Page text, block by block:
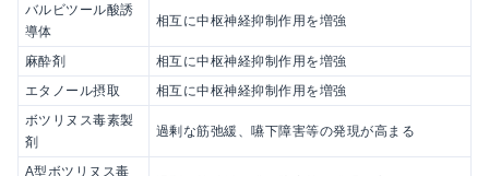
バルビツール酸誘
導体
相互に中枢神経抑制作用を増強
麻酔剤
相互に中枢神経抑制作用を増強
エタノール摂取
相互に中枢神経抑制作用を増強
ボツリヌス毒素製
剤
過剰な筋弛緩、嚥下障害等の発現が高まる
A型ボツリヌス毒